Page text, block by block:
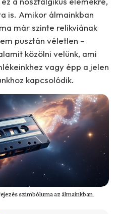
is. Amikor álmainkban
már szinte relikviának
pusztán véletlen –
közölni velünk, ami
vagy épp a jelen
kapcsolódik.
szimbóluma az álmainkban.